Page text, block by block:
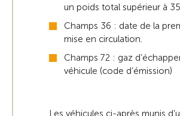
un poids total supérieur à
Champs 36 : date de la
mise en circulation.
Champs 72 : gaz
véhicule (code d’émission)
Les véhicules ci-après munis